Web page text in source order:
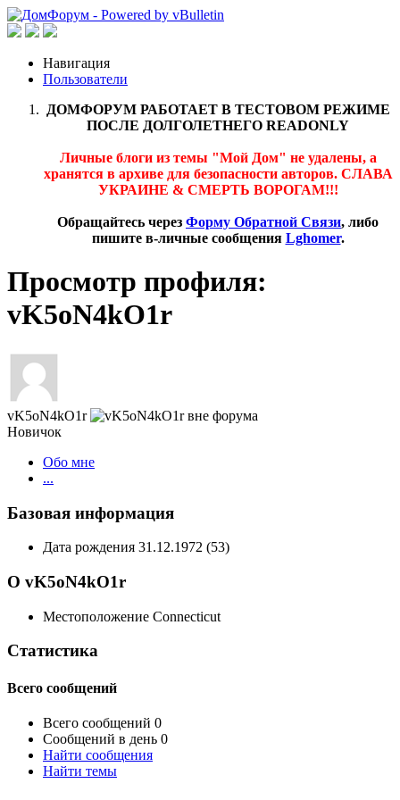
Навигация
Пользователи
ДОМФОРУМ РАБОТАЕТ В ТЕСТОВОМ РЕЖИМЕ
ПОСЛЕ ДОЛГОЛЕТНЕГО READONLY
Личные блоги из темы "Мой Дом" не удалены, а
хранятся в архиве для безопасности авторов. СЛАВА
УКРАИНЕ & СМЕРТЬ ВОРОГАМ!!!
Обращайтесь через Форму Обратной Связи, либо
пишите в-личные сообщения Lghomer.
Просмотр профиля:
vK5oN4kO1r
vK5oN4kO1r
Новичок
Обо мне
...
Базовая информация
Дата рождения 31.12.1972 (53)
О vK5oN4kO1r
Местоположение Connecticut
Статистика
Всего сообщений
Всего сообщений 0
Сообщений в день 0
Найти сообщения
Найти темы